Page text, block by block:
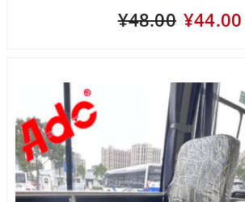
¥48.00 ¥44.00